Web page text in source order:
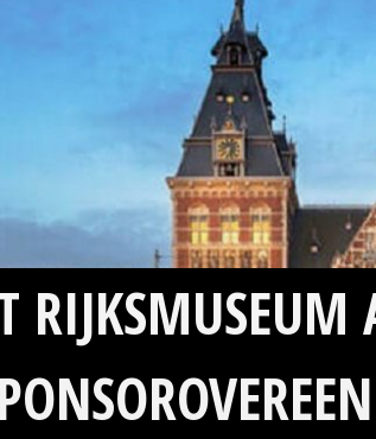
RIJKSMUSEUM